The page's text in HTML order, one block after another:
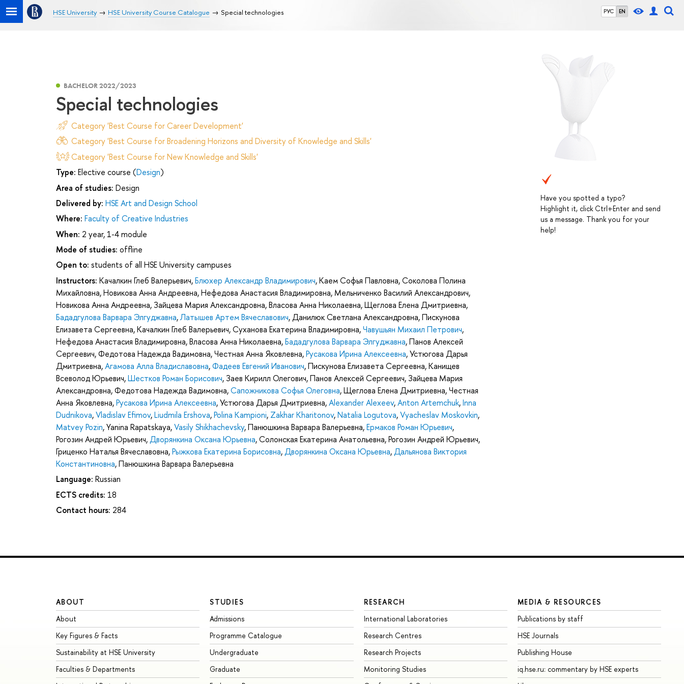
РУС EN
HSE University HSE University Course Catalogue Special technologies
Have you spotted a typo?
Highlight it, click Ctrl+Enter and send
us a message. Thank you for your
help!
BACHELOR 2022/2023
Special technologies
Category 'Best Course for Career Development'
Category 'Best Course for Broadening Horizons and Diversity of Knowledge and Skills'
Category 'Best Course for New Knowledge and Skills'
Type: Elective course (Design)
Area of studies: Design
Delivered by: HSE Art and Design School
Where: Faculty of Creative Industries
When: 2 year, 1-4 module
Mode of studies: offline
Open to: students of all HSE University campuses
Instructors: Качалкин Глеб Валерьевич,Блюхер Александр Владимирович,Каем Софья Павловна,Соколова Полина
Михайловна,Новикова Анна Андреевна,Нефедова Анастасия Владимировна, Мельниченко Василий Александрович,
Новикова Анна Андреевна, Зайцева Мария Александровна,Власова Анна Николаевна,Щеглова Елена Дмитриевна,
Бададгулова Варвара Элгуджавна,Латышев Артем Вячеславович,Данилюк Светлана Александровна,Пискунова
Елизавета Сергеевна,Качалкин Глеб Валерьевич,Суханова Екатерина Владимировна,Чавушьян Михаил Петрович,
Нефедова Анастасия Владимировна,Власова Анна Николаевна,Бададгулова Варвара Элгуджавна,Панов Алексей
Сергеевич,Федотова Надежда Вадимовна,Честная Анна Яковлевна,Русакова Ирина Алексеевна,Устюгова Дарья
Дмитриевна,Агамова Алла Владиславовна,Фадеев Евгений Иванович,Пискунова Елизавета Сергеевна,Канищев
Всеволод Юрьевич,Шестков Роман Борисович, Заев Кирилл Олегович,Панов Алексей Сергеевич, Зайцева Мария
Александровна,Федотова Надежда Вадимовна,Сапожникова Софья Олеговна,Щеглова Елена Дмитриевна,Честная
Анна Яковлевна,Русакова Ирина Алексеевна,Устюгова Дарья Дмитриевна,Alexander Alexeev,Anton Artemchuk,Inna
Dudnikova,Vladislav Efimov,Liudmila Ershova,Polina Kampioni, Zakhar Kharitonov,Natalia Logutova,Vyacheslav Moskovkin,
Matvey Pozin,Yanina Rapatskaya,Vasily Shikhachevsky,Панюшкина Варвара Валерьевна,Ермаков Роман Юрьевич,
Рогозин Андрей Юрьевич,Дворянкина Оксана Юрьевна,Солонская Екатерина Анатольевна,Рогозин Андрей Юрьевич,
Гриценко Наталья Вячеславовна,Рыжкова Екатерина Борисовна,Дворянкина Оксана Юрьевна,Дальянова Виктория
Константиновна,Панюшкина Варвара Валерьевна
Language: Russian
ECTS credits: 18
Contact hours: 284
ABOUT
About
Key Figures & Facts
Sustainability at HSE University
Faculties & Departments
STUDIES
Admissions
Programme Catalogue
Undergraduate
Graduate
RESEARCH
International Laboratories
Research Centres
Research Projects
Monitoring Studies
MEDIA & RESOURCES
Publications by staff
HSE Journals
Publishing House
iq.hse.ru: commentary by HSE experts